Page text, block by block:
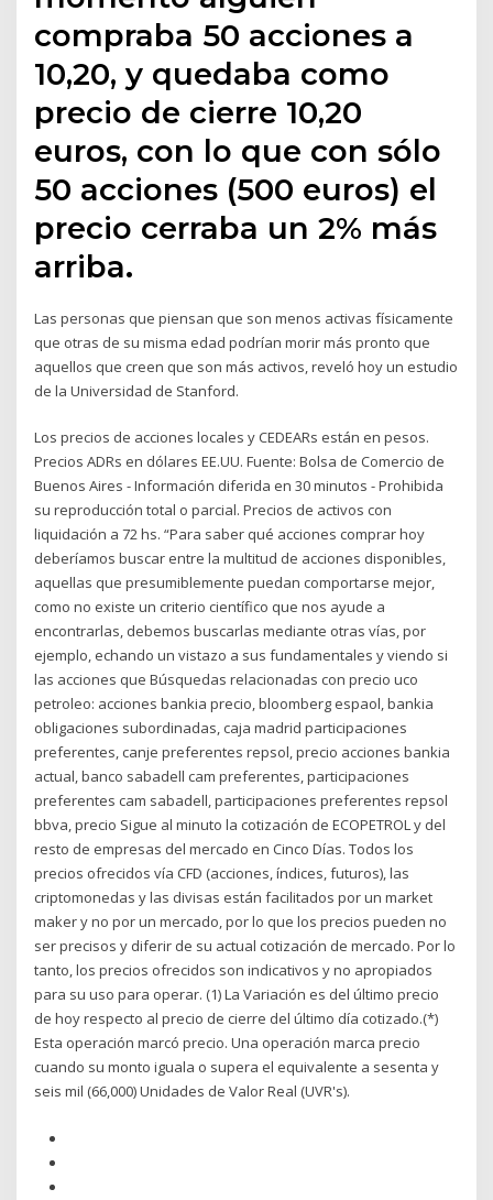
compraba 50 acciones a
10,20, y quedaba como
precio de cierre 10,20
euros, con lo que con sólo
50 acciones (500 euros) el
precio cerraba un 2% más
arriba.
Las personas que piensan que son menos activas físicamente
que otras de su misma edad podrían morir más pronto que
aquellos que creen que son más activos, reveló hoy un estudio
de la Universidad de Stanford.
Los precios de acciones locales y CEDEARs están en pesos.
Precios ADRs en dólares EE.UU. Fuente: Bolsa de Comercio de
Buenos Aires - Información diferida en 30 minutos - Prohibida
su reproducción total o parcial. Precios de activos con
liquidación a 72 hs. “Para saber qué acciones comprar hoy
deberíamos buscar entre la multitud de acciones disponibles,
aquellas que presumiblemente puedan comportarse mejor,
como no existe un criterio científico que nos ayude a
encontrarlas, debemos buscarlas mediante otras vías, por
ejemplo, echando un vistazo a sus fundamentales y viendo si
las acciones que Búsquedas relacionadas con precio uco
petroleo: acciones bankia precio, bloomberg espaol, bankia
obligaciones subordinadas, caja madrid participaciones
preferentes, canje preferentes repsol, precio acciones bankia
actual, banco sabadell cam preferentes, participaciones
preferentes cam sabadell, participaciones preferentes repsol
bbva, precio Sigue al minuto la cotización de ECOPETROL y del
resto de empresas del mercado en Cinco Días. Todos los
precios ofrecidos vía CFD (acciones, índices, futuros), las
criptomonedas y las divisas están facilitados por un market
maker y no por un mercado, por lo que los precios pueden no
ser precisos y diferir de su actual cotización de mercado. Por lo
tanto, los precios ofrecidos son indicativos y no apropiados
para su uso para operar. (1) La Variación es del último precio
de hoy respecto al precio de cierre del último día cotizado.(*)
Esta operación marcó precio. Una operación marca precio
cuando su monto iguala o supera el equivalente a sesenta y
seis mil (66,000) Unidades de Valor Real (UVR's).